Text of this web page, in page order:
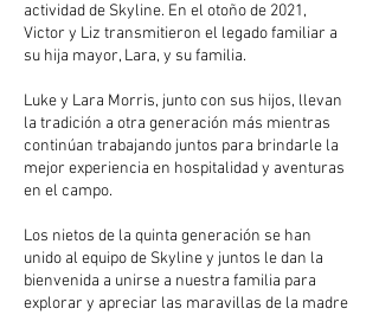
actividad de Skyline. En el otoño de 2021,
Victor y Liz transmitieron el legado familiar a
su hija mayor, Lara, y su familia.
Luke y Lara Morris, junto con sus hijos, llevan
la tradición a otra generación más mientras
continúan trabajando juntos para brindarle la
mejor experiencia en hospitalidad y aventuras
en el campo.
Los nietos de la quinta generación se han
unido al equipo de Skyline y juntos le dan la
bienvenida a unirse a nuestra familia para
explorar y apreciar las maravillas de la madre